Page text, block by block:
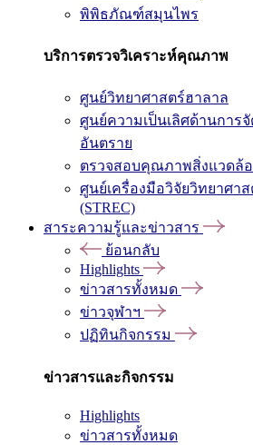
พิพิธภัณฑ์สมุนไพร
บริการตรวจวิเคราะห์คุณภาพ
ศูนย์วิทยาศาสตร์ฮาลาล
ศูนย์ความเป็นเลิศด้านการ
อันตราย
ตรวจสอบคุณภาพสิ่งแวดล้
ศูนย์เครื่องมือวิจัยวิทยาศา
(STREC)
สาระความรู้และข่าวสาร
ย้อนกลับ
Highlights
ข่าวสารทั้งหมด
ข่าวจุฬาฯ
ปฏิทินกิจกรรม
ข่าวสารและกิจกรรม
Highlights
ข่าวสารทั้งหมด